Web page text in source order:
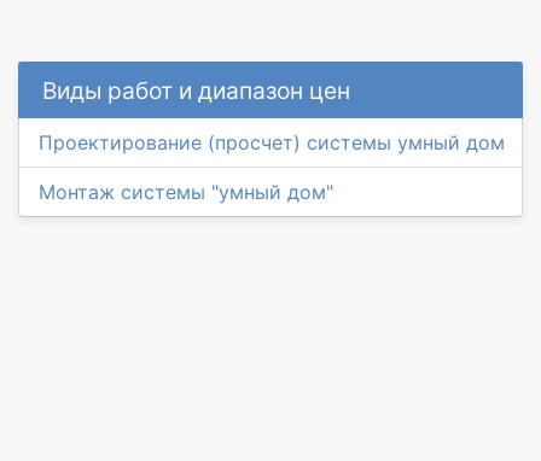
Виды работ и диапазон цен
Проектирование (просчет) системы умный дом
Монтаж системы "умный дом"